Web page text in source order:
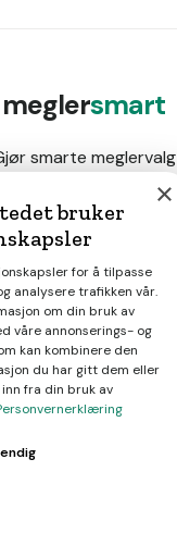
meglersmart
smarte meglervalg
Magasin
Nyheter
Om oss
×
bruker
for å tilpasse
analysere trafikken vår.
om din bruk av
våre annonserings- og
kan kombinere den
du har gitt dem eller
fra din bruk av